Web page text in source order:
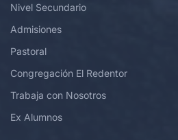
Nivel Secundario
Admisiones
Pastoral
Congregación El Redentor
Trabaja con Nosotros
Ex Alumnos